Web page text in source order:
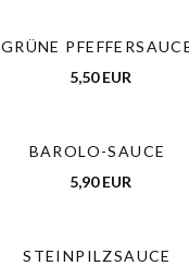
GRÜNE
5,50 EUR
BAROLO-SAUCE
5,90 EUR
STEINPILZSAUCE